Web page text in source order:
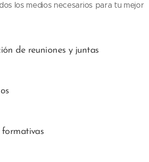
los medios necesarios para tu mejor
de reuniones y juntas
formativas